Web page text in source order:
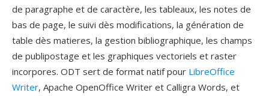
de paragraphe et de caractère, les tableaux, les notes de
bas de page, le suivi dès modifications, la génération de
table dès matieres, la gestion bibliographique, les champs
de publipostage et les graphiques vectoriels et raster
incorpores. ODT sert de format natif pour LibreOffice
Writer, Apache OpenOffice Writer et Calligra Words, et